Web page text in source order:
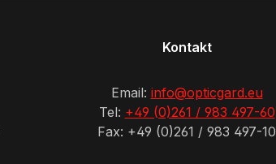
Kontakt
Email: info@opticgard.eu
Tel: +49 (0)261 / 983 497-60
Fax: +49 (0)261 / 983 497-10